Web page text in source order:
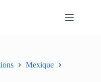
Mexique